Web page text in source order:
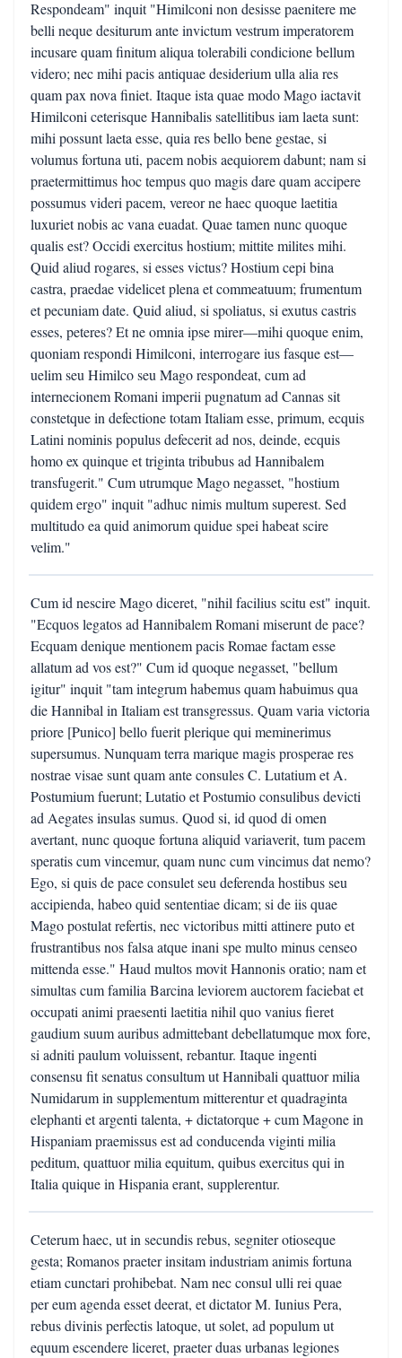
Respondeam" inquit "Himilconi non desisse paenitere me
belli neque desiturum ante invictum vestrum imperatorem
incusare quam finitum aliqua tolerabili condicione bellum
videro; nec mihi pacis antiquae desiderium ulla alia res
quam pax nova finiet. Itaque ista quae modo Mago iactavit
Himilconi ceterisque Hannibalis satellitibus iam laeta sunt:
mihi possunt laeta esse, quia res bello bene gestae, si
volumus fortuna uti, pacem nobis aequiorem dabunt; nam si
praetermittimus hoc tempus quo magis dare quam accipere
possumus videri pacem, vereor ne haec quoque laetitia
luxuriet nobis ac vana euadat. Quae tamen nunc quoque
qualis est? Occidi exercitus hostium; mittite milites mihi.
Quid aliud rogares, si esses victus? Hostium cepi bina
castra, praedae videlicet plena et commeatuum; frumentum
et pecuniam date. Quid aliud, si spoliatus, si exutus castris
esses, peteres? Et ne omnia ipse mirer—mihi quoque enim,
quoniam respondi Himilconi, interrogare ius fasque est—
uelim seu Himilco seu Mago respondeat, cum ad
internecionem Romani imperii pugnatum ad Cannas sit
constetque in defectione totam Italiam esse, primum, ecquis
Latini nominis populus defecerit ad nos, deinde, ecquis
homo ex quinque et triginta tribubus ad Hannibalem
transfugerit." Cum utrumque Mago negasset, "hostium
quidem ergo" inquit "adhuc nimis multum superest. Sed
multitudo ea quid animorum quidue spei habeat scire
velim."
Cum id nescire Mago diceret, "nihil facilius scitu est" inquit.
"Ecquos legatos ad Hannibalem Romani miserunt de pace?
Ecquam denique mentionem pacis Romae factam esse
allatum ad vos est?" Cum id quoque negasset, "bellum
igitur" inquit "tam integrum habemus quam habuimus qua
die Hannibal in Italiam est transgressus. Quam varia victoria
priore [Punico] bello fuerit plerique qui meminerimus
supersumus. Nunquam terra marique magis prosperae res
nostrae visae sunt quam ante consules C. Lutatium et A.
Postumium fuerunt; Lutatio et Postumio consulibus devicti
ad Aegates insulas sumus. Quod si, id quod di omen
avertant, nunc quoque fortuna aliquid variaverit, tum pacem
speratis cum vincemur, quam nunc cum vincimus dat nemo?
Ego, si quis de pace consulet seu deferenda hostibus seu
accipienda, habeo quid sententiae dicam; si de iis quae
Mago postulat refertis, nec victoribus mitti attinere puto et
frustrantibus nos falsa atque inani spe multo minus censeo
mittenda esse." Haud multos movit Hannonis oratio; nam et
simultas cum familia Barcina leviorem auctorem faciebat et
occupati animi praesenti laetitia nihil quo vanius fieret
gaudium suum auribus admittebant debellatumque mox fore,
si adniti paulum voluissent, rebantur. Itaque ingenti
consensu fit senatus consultum ut Hannibali quattuor milia
Numidarum in supplementum mitterentur et quadraginta
elephanti et argenti talenta, + dictatorque + cum Magone in
Hispaniam praemissus est ad conducenda viginti milia
peditum, quattuor milia equitum, quibus exercitus qui in
Italia quique in Hispania erant, supplerentur.
Ceterum haec, ut in secundis rebus, segniter otioseque
gesta; Romanos praeter insitam industriam animis fortuna
etiam cunctari prohibebat. Nam nec consul ulli rei quae
per eum agenda esset deerat, et dictator M. Iunius Pera,
rebus divinis perfectis latoque, ut solet, ad populum ut
equum escendere liceret, praeter duas urbanas legiones